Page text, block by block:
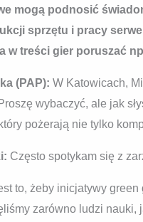
mogą podnosić
sprzętu i pracy
w treści gier poruszać
(PAP): W Katowicach,
wybaczyć, ale jak
pożerają nie tylko
Często spotykam się z
to, żeby inicjatywy
zarówno ludzi nauki,